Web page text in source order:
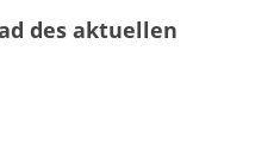
des aktuellen